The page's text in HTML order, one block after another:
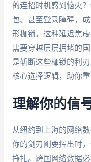
的连招时机感到恼火
包、甚至登录障碍，
形枷锁。这种延迟焦
需要穿越层层拥堵的
是斩断这些枷锁的利
核心选择逻辑，助你重
理解你的信
从纽约到上海的网络
你的剑刃刚要挥出时
挣扎。跨国网络数据